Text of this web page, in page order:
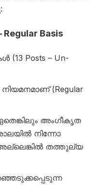
Regular Basis
Posts – Un-
(Regular
അംഗീകൃത
നിന്നോ
അല്ലെങ്കിൽ തത്തുല്യ